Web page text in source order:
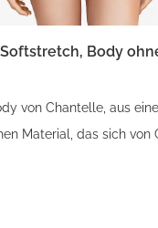
Body
von Chantelle, aus
Material, das sich von